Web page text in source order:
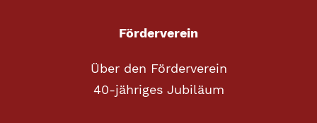
Förderverein
Über den Förderverein
40-jähriges Jubiläum